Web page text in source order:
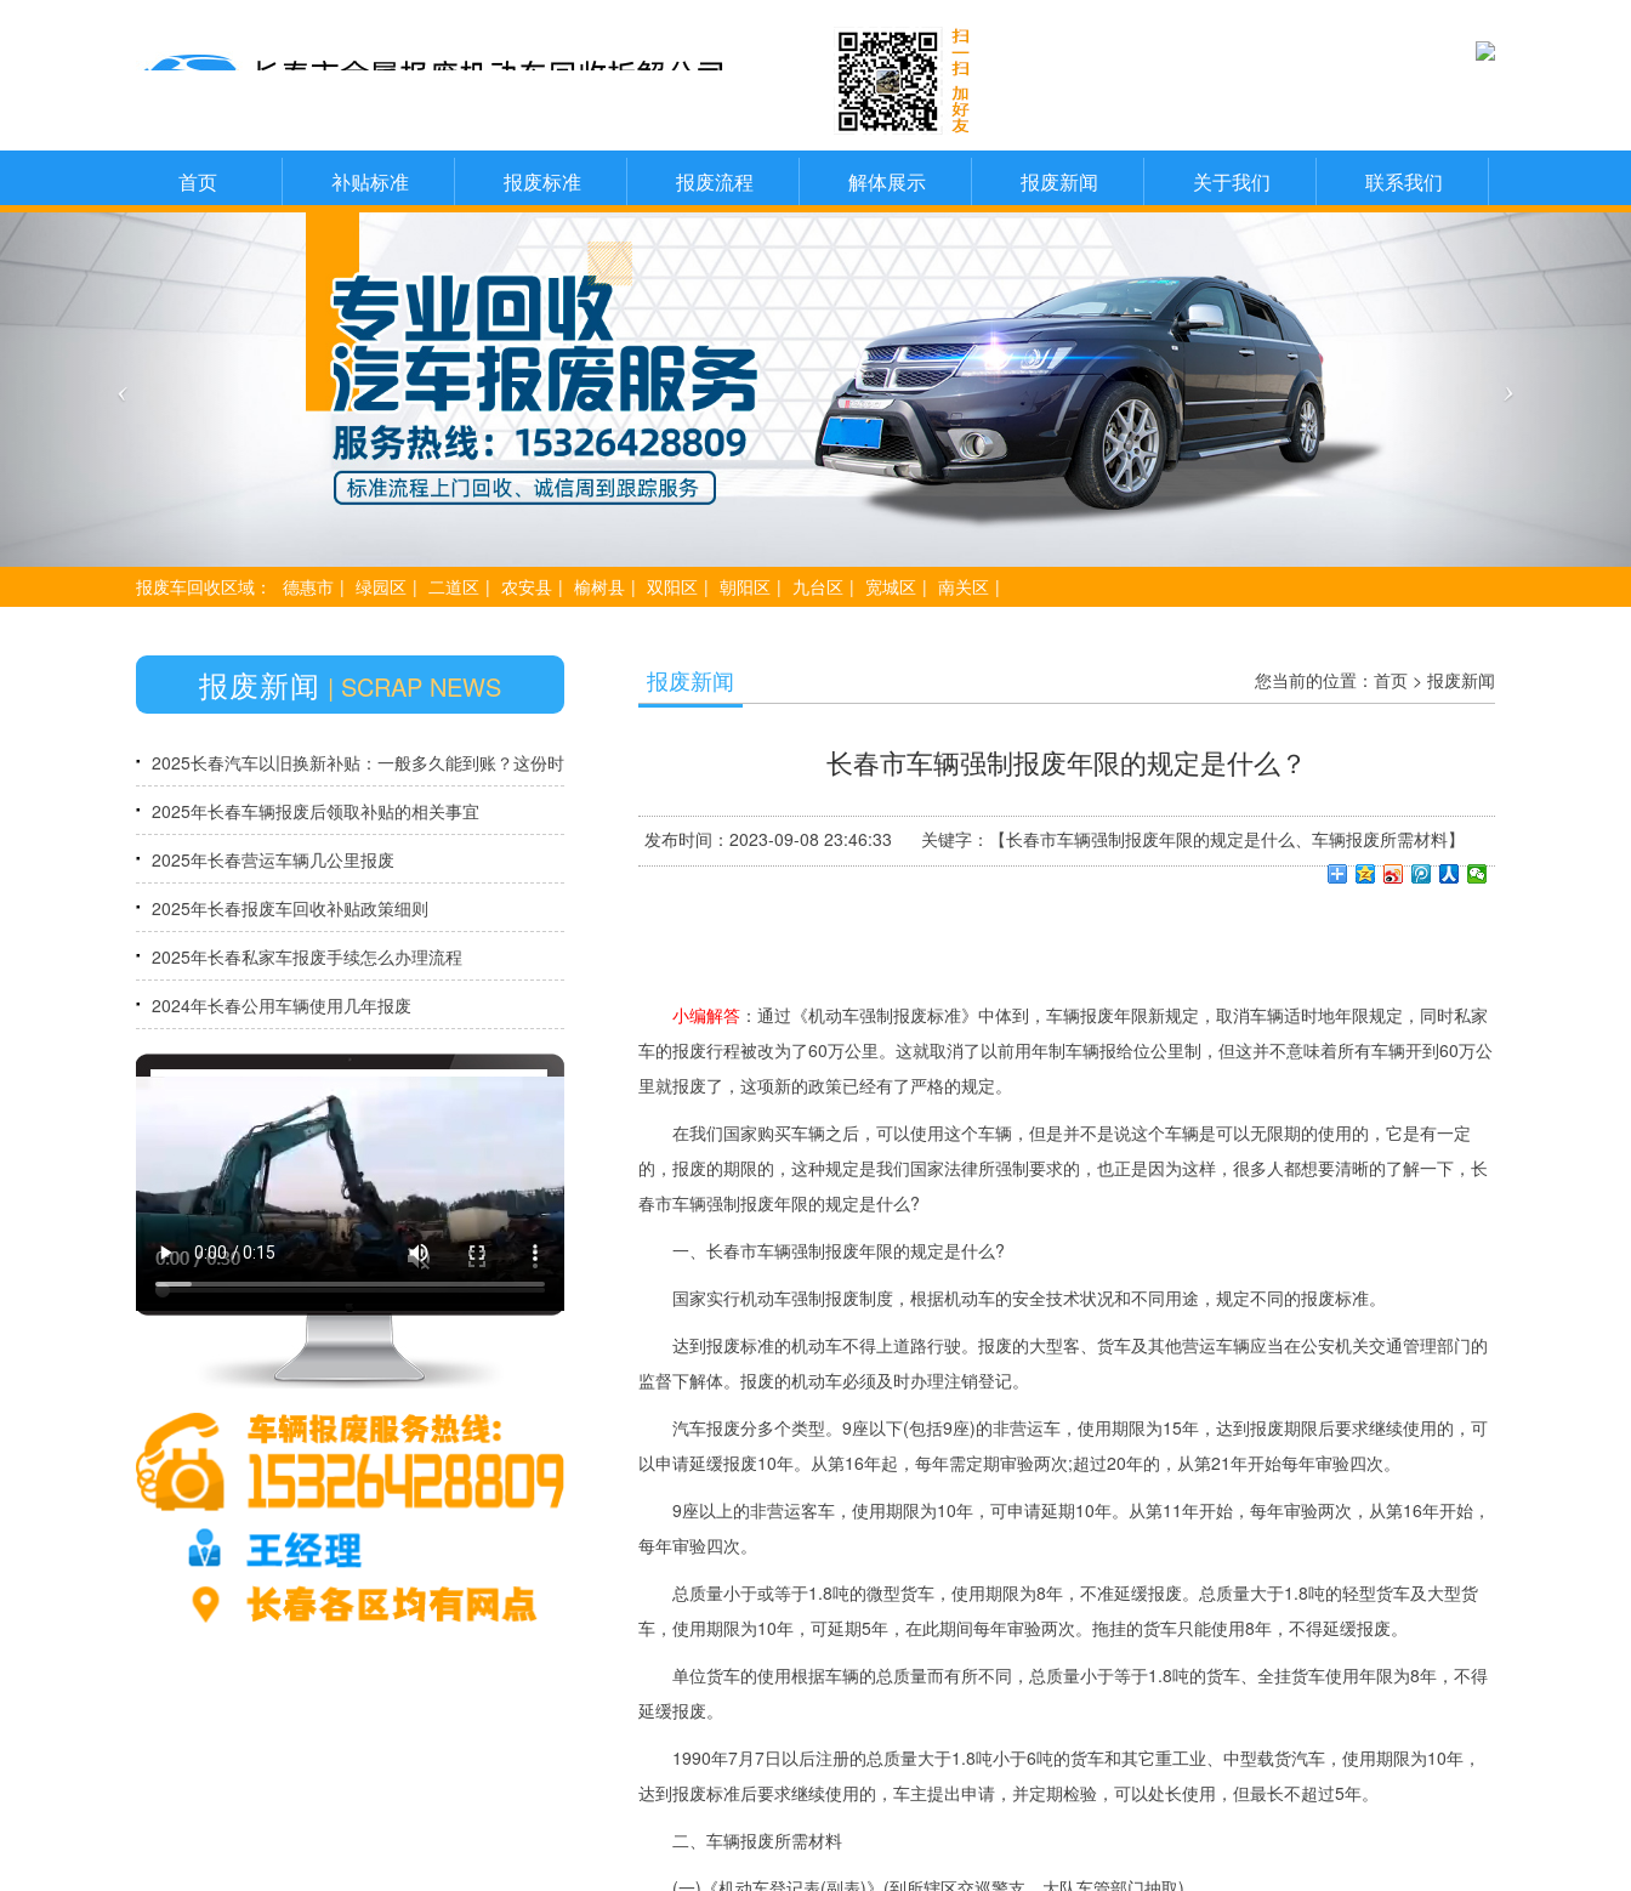
首页 补贴标准 报废标准 报废流程 解体展示 报废新闻 关于我们 联系我们
报废车回收区域： 德惠市 | 绿园区 | 二道区 | 农安县 | 榆树县 | 双阳区 | 朝阳区 | 九台区 | 宽城区 | 南关区 |
报废新闻 | SCRAP NEWS
2025长春汽车以旧换新补贴：一般多久能到账？这份时
间表请收好！
2025年长春车辆报废后领取补贴的相关事宜
2025年长春营运车辆几公里报废
2025年长春报废车回收补贴政策细则
2025年长春私家车报废手续怎么办理流程
2024年长春公用车辆使用几年报废
报废新闻 您当前的位置： 首页> 报废新闻
长春市车辆强制报废年限的规定是什么？
发布时间：2023-09-08 23:46:33 关键字：【长春市车辆强制报废年限的规定是什么、车辆报废所需材料】
小编解答 ：通过《机动车强制报废标准》中体到，车辆报废年限新规定，取消车辆适时地年限规定，同时私家
车的报废行程被改为了60万公里。这就取消了以前用年制车辆报给位公里制，但这并不意味着所有车辆开到60万公
里就报废了，这项新的政策已经有了严格的规定。
在我们国家购买车辆之后，可以使用这个车辆，但是并不是说这个车辆是可以无限期的使用的，它是有一定
的，报废的期限的，这种规定是我们国家法律所强制要求的，也正是因为这样，很多人都想要清晰的了解一下，长
春市车辆强制报废年限的规定是什么?
一、长春市车辆强制报废年限的规定是什么?
国家实行机动车强制报废制度，根据机动车的安全技术状况和不同用途，规定不同的报废标准。
达到报废标准的机动车不得上道路行驶。报废的大型客、货车及其他营运车辆应当在公安机关交通管理部门的
监督下解体。报废的机动车必须及时办理注销登记。
汽车报废分多个类型。9座以下(包括9座)的非营运车，使用期限为15年，达到报废期限后要求继续使用的，可
以申请延缓报废10年。从第16年起，每年需定期审验两次;超过20年的，从第21年开始每年审验四次。
9座以上的非营运客车，使用期限为10年，可申请延期10年。从第11年开始，每年审验两次，从第16年开始，
每年审验四次。
总质量小于或等于1.8吨的微型货车，使用期限为8年，不准延缓报废。总质量大于1.8吨的轻型货车及大型货
车，使用期限为10年，可延期5年，在此期间每年审验两次。拖挂的货车只能使用8年，不得延缓报废。
单位货车的使用根据车辆的总质量而有所不同，总质量小于等于1.8吨的货车、全挂货车使用年限为8年，不得
延缓报废。
1990年7月7日以后注册的总质量大于1.8吨小于6吨的货车和其它重工业、中型载货汽车，使用期限为10年，
达到报废标准后要求继续使用的，车主提出申请，并定期检验，可以处长使用，但最长不超过5年。
二、车辆报废所需材料